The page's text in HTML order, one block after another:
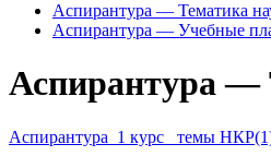
Аспирантура — Тематика
Аспирантура — Учебные
Аспирантура —
Аспирантура_1 курс_ темы